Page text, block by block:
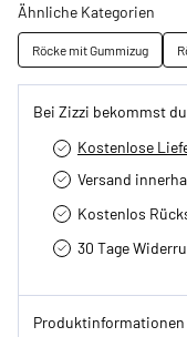
Ähnliche Kategorien
Röcke mit Gummizug
Bei Zizzi bekommst du
Kostenlose
Versand
Kostenlos
30 Tage
Produktinformationen